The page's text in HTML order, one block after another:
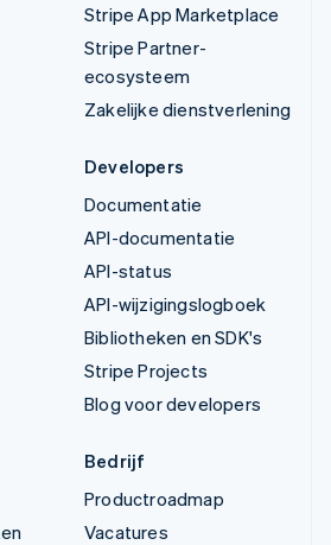
Stripe App Marketplace
Stripe Partner-
ecosysteem
Zakelijke dienstverlening
Developers
Documentatie
API-documentatie
API-status
API-wijzigingslogboek
Bibliotheken en SDK's
Stripe Projects
Blog voor developers
Bedrijf
Productroadmap
Vacatures